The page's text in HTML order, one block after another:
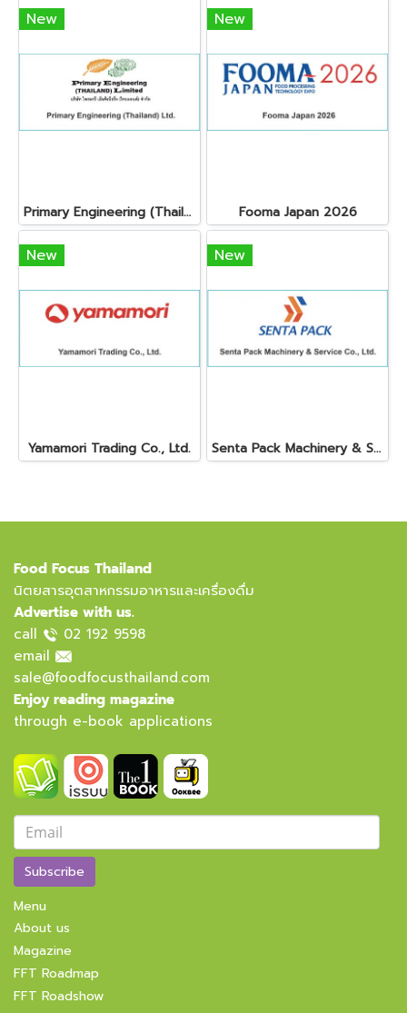
New
Primary Engineering (Thailand) Ltd.
New
Fooma Japan 2026
New
Yamamori Trading Co., Ltd.
New
Senta Pack Machinery & Service Co., Ltd.
Food Focus Thailand
นิตยสารอุตสาหกรรมอาหารและเครื่องดื่ม
Advertise with us.
call
02 192 9598
email
sale@foodfocusthailand.com
Enjoy reading magazine
through e-book applications
Subscribe
Menu
About us
Magazine
FFT Roadmap
FFT Roadshow